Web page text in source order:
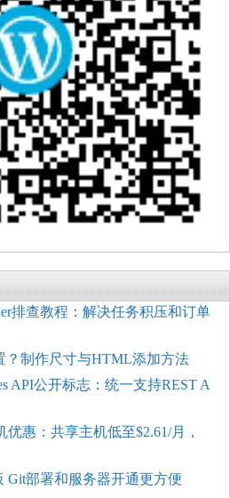
排查教程：解决任务积压和订单
？制作尺寸与HTML添加方法
API公开标志：统一支持REST A
优惠：共享主机低至$2.61/月，
Git部署和服务器开通更方便